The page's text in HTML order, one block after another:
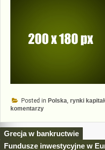
Posted in Polska, rynki
komentarzydo
szwajcarskie
na
zielonej
wyspie
Nawigacja
Grecja w bankructwie
Fundusze inwestycyjne w